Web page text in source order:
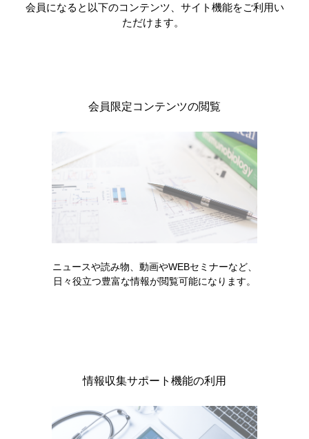
の対処法（1） _ 患者さん用スライド
領域情報 糖尿病
会員になると以下のコンテンツ、サイト機能をご利用い
ただけます。
会員限定コンテンツの閲覧
ニュースや読み物、動画やWEBセミナーなど、
日々役立つ豊富な情報が閲覧可能になります。
情報収集サポート機能の利用